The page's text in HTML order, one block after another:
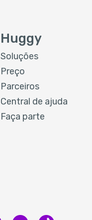
Huggy
Soluções
Preço
Parceiros
Central de ajuda
Faça parte